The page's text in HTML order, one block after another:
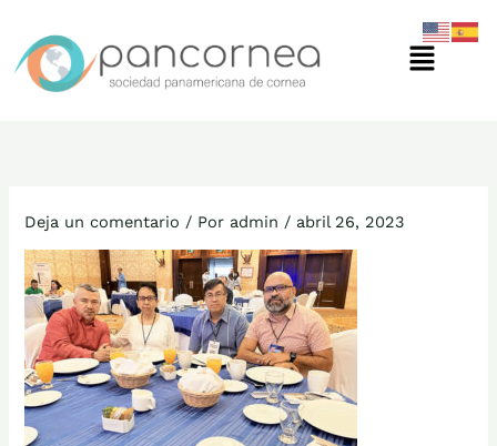
contenido
Menú
Deja un comentario / Por admin / abril 26, 2023